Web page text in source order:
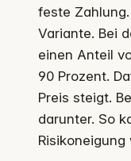
feste
Variante. Bei
einen Anteil
90 Prozent.
Preis steigt.
darunter. So
Risikoneigung